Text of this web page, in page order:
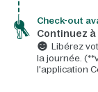
Check-out
Continuez
Libérez
la journée.
l'application